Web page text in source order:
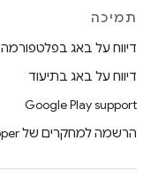
תמיכה
דיווח על באג בפלטפורמה
דיווח על באג בתיעוד
Google Play support
הרשמה למחקרים של Android Developer